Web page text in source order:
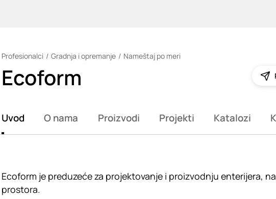
Profesionalci Gradnja i opremanje Nameštaj po meri
Ecoform
Uvod O nama Proizvodi Projekti Katalozi
Ecoform je preduzeće za projektovanje i proizvodnju enterijera,
prostora.